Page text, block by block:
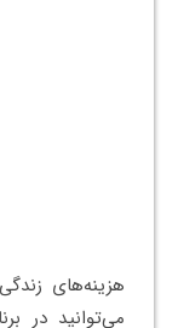
هزینه‌های
می‌توانید در